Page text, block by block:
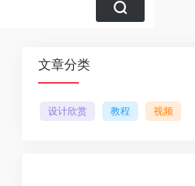
文章分类
设计欣赏 教程 视频